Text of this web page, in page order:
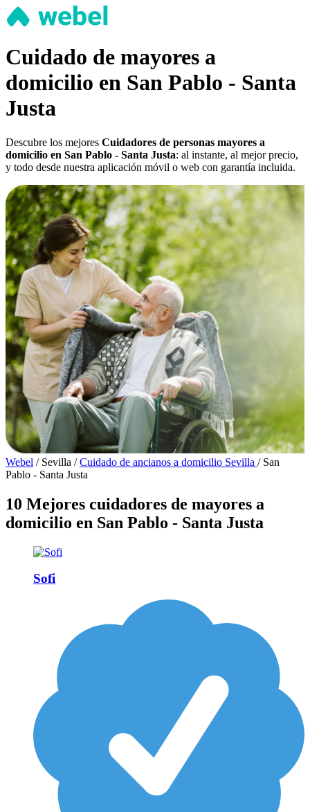
Cuidado de mayores a
domicilio en San Pablo - Santa
Justa
Descubre los mejores Cuidadores de personas mayores a
domicilio en San Pablo - Santa Justa: al instante, al mejor precio,
y todo desde nuestra aplicación móvil o web con garantía incluida.
Webel / Sevilla / Cuidado de ancianos a domicilio Sevilla / San
Pablo - Santa Justa
10 Mejores cuidadores de mayores a
domicilio en San Pablo - Santa Justa
Sofi